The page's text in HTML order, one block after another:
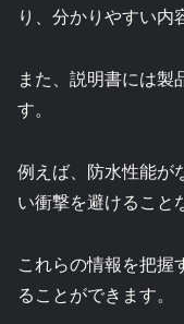
り、分かりやすい内
また、説明書には製
す。
例えば、防水性能が
い衝撃を避けること
これらの情報を把握
ることができます。